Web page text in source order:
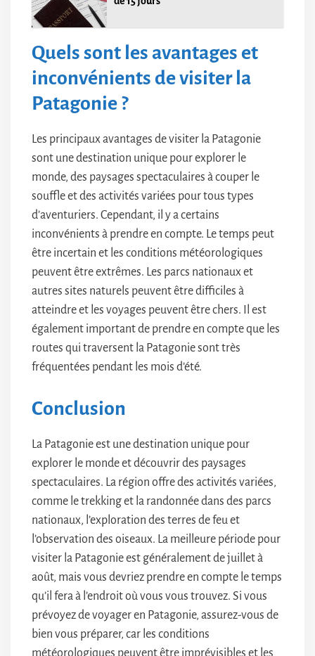
Quels sont les avantages et
inconvénients de visiter la
Patagonie ?
Les principaux avantages de visiter la Patagonie
sont une destination unique pour explorer le
monde, des paysages spectaculaires à couper le
souffle et des activités variées pour tous types
d’aventuriers. Cependant, il y a certains
inconvénients à prendre en compte. Le temps peut
être incertain et les conditions météorologiques
peuvent être extrêmes. Les parcs nationaux et
autres sites naturels peuvent être difficiles à
atteindre et les voyages peuvent être chers. Il est
également important de prendre en compte que les
routes qui traversent la Patagonie sont très
fréquentées pendant les mois d’été.
Conclusion
La Patagonie est une destination unique pour
explorer le monde et découvrir des paysages
spectaculaires. La région offre des activités variées,
comme le trekking et la randonnée dans des parcs
nationaux, l’exploration des terres de feu et
l’observation des oiseaux. La meilleure période pour
visiter la Patagonie est généralement de juillet à
août, mais vous devriez prendre en compte le temps
qu’il fera à l’endroit où vous vous trouvez. Si vous
prévoyez de voyager en Patagonie, assurez-vous de
bien vous préparer, car les conditions
météorologiques peuvent être imprévisibles et les